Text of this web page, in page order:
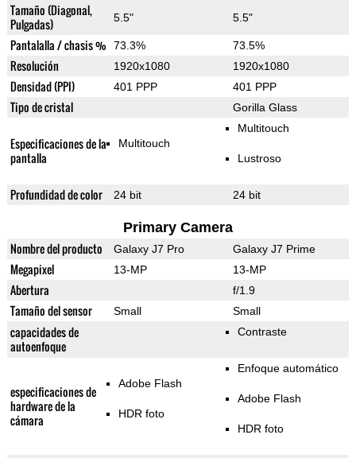
Tamaño (Diagonal,
Pulgadas)
5.5" 5.5"
Pantalalla / chasis % 73.3% 73.5%
Resolución 1920x1080 1920x1080
Densidad (PPI) 401 PPP 401 PPP
Tipo de cristal Gorilla Glass
Especificaciones de la
pantalla
Multitouch
Multitouch
Lustroso
Profundidad de color 24 bit 24 bit
Primary Camera
Nombre del producto Galaxy J7 Pro Galaxy J7 Prime
Megapixel 13-MP 13-MP
Abertura f/1.9
Tamaño del sensor Small Small
capacidades de
autoenfoque
Contraste
especificaciones de
hardware de la
cámara
Adobe Flash
HDR foto
Enfoque automático
Adobe Flash
HDR foto